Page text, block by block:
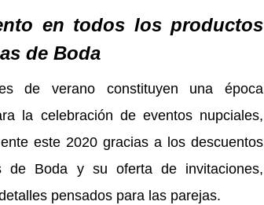
en todos los productos
de Boda
de verano constituyen una época
la celebración de eventos nupciales,
este 2020 gracias a los descuentos
de Boda y su oferta de invitaciones,
pensados para las parejas.